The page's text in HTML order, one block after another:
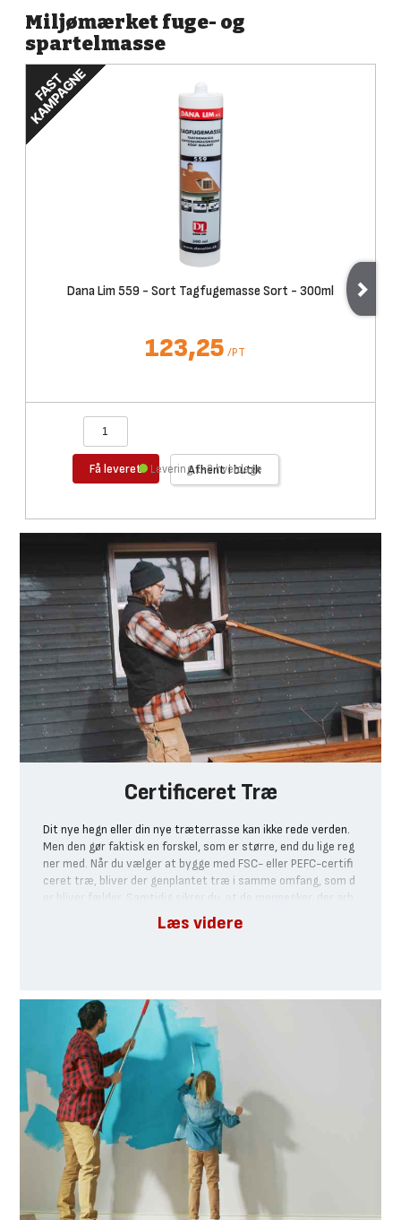
Miljømærket fuge- og
spartelmasse
Dana Lim 559 - Sort Tagfugemasse Sort - 300ml
123,25 /PT
Få leveret Afhent i butik
Levering 1-2 hverdage
Certificeret Træ
Dit nye hegn eller din nye træterrasse kan ikke rede verden.
Men den gør faktisk en forskel, som er større, end du lige reg
ner med. Når du vælger at bygge med FSC- eller PEFC-certifi
ceret træ, bliver der genplantet træ i samme omfang, som d
er bliver fælder. Samtidig sikrer du, at de mennesker, der arb
ejder i skoven, får uddannelse og anstændige arbejdsforhold